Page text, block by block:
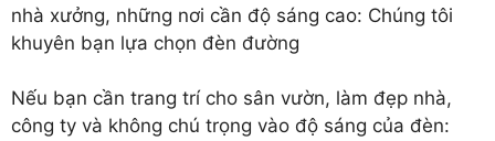
nhà xưởng, những nơi cần độ sáng cao: Chúng tôi
khuyên bạn lựa chọn đèn đường
Nếu bạn cần trang trí cho sân vườn, làm đẹp nhà,
công ty và không chú trọng vào độ sáng của đèn: